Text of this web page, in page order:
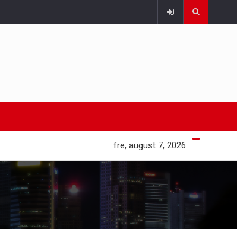
fre, august 7, 2026